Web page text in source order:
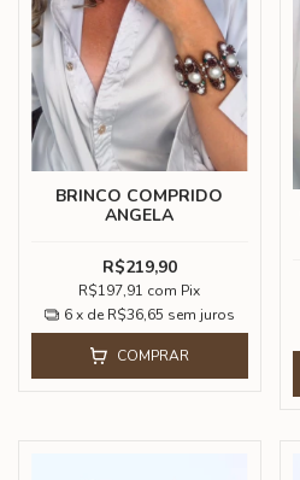
BRINCO COMPRIDO
ANGELA
R$219,90
R$197,91 com Pix
6 x de R$36,65 sem juros
COMPRAR